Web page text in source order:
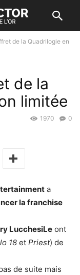
de la Quadrilogie en
de la
limitée
0
1970
a
la franchise
LucchesiLe ont
18 et Priest) de
de suite mais